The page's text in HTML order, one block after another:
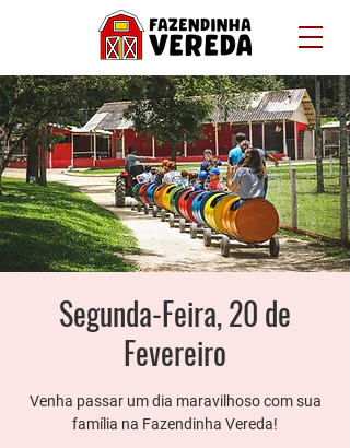
Segunda-Feira, 20 de
Fevereiro
Venha passar um dia maravilhoso com sua
família na Fazendinha Vereda!